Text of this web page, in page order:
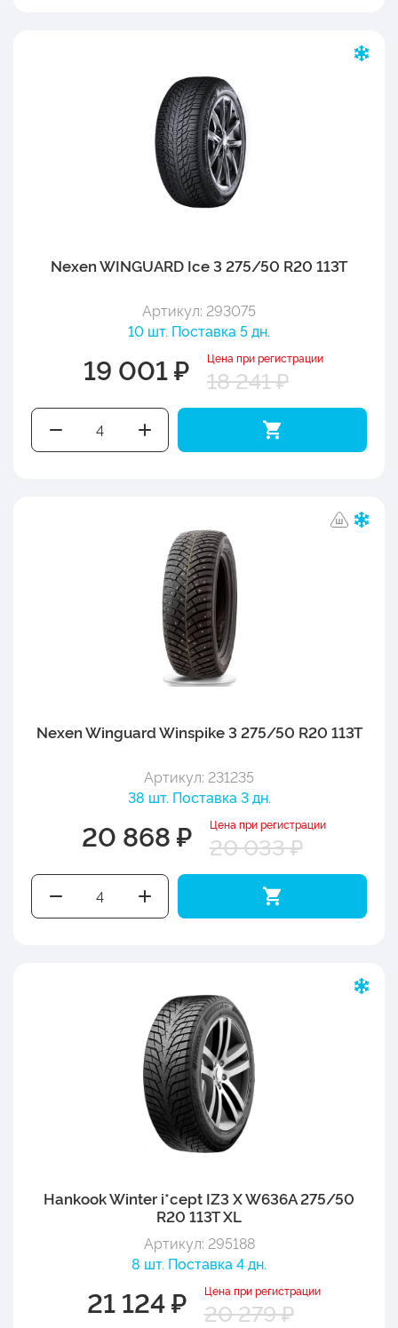
Nexen WINGUARD Ice 3 275/50 R20 113T
Артикул: 293075
10 шт. Поставка 5 дн.
19 001 ₽ Цена при регистрации
18 241 ₽
Nexen Winguard Winspike 3 275/50 R20 113T
Артикул: 231235
38 шт. Поставка 3 дн.
20 868 ₽ Цена при регистрации
20 033 ₽
Hankook Winter i*cept IZ3 X W636A 275/50
R20 113T XL
Артикул: 295188
8 шт. Поставка 4 дн.
21 124 ₽ Цена при регистрации
20 279 ₽